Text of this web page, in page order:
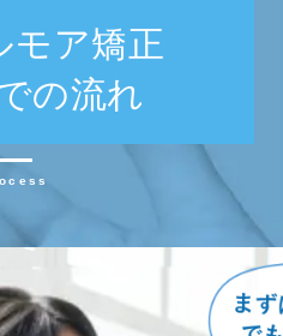
モア矯正
の流れ